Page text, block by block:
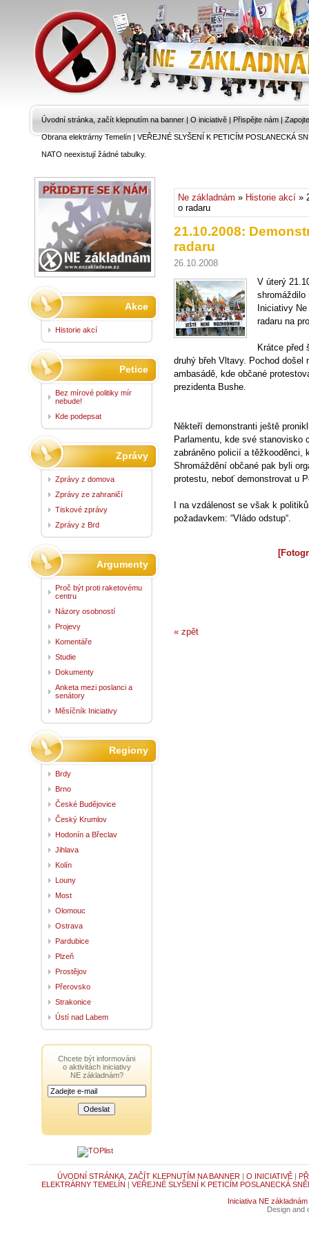
Úvodní stránka, začít klepnutím na banner | O iniciativě | Přispějte nám |
Obrana elektrárny Temelín|VEŘEJNÉ SLYŠENÍ K PETICÍM POSLANECKÁ
NATO neexistují žádné tabulky.
Ne základnám » Historie akcí »
o radaru
21.10.2008:
radaru
26.10.2008
V úterý
shromáždilo
Iniciativy
radaru na
Krátce před
druhý břeh Vltavy. Pochod
ambasádě, kde občané
prezidenta Bushe.
Někteří demonstranti ještě
Parlamentu, kde své stanovisko
zabráněno policií a těžkooděnci,
Shromáždění občané pak byli
protestu, neboť demonstrovat u
I na vzdálenost se však k
požadavkem: “Vládo odstup“.
« zpět
Akce
Historie akcí
Petice
Bez mírové politiky mír
nebude!
Kde podepsat
Zprávy
Zprávy z domova
Zprávy ze zahraničí
Tiskové zprávy
Zprávy z Brd
Argumenty
Proč být proti raketovému
centru
Názory osobností
Projevy
Komentáře
Studie
Dokumenty
Anketa mezi poslanci a
senátory
Měsíčník Iniciativy
Regiony
Brdy
Brno
České Budějovice
Český Krumlov
Hodonín a Břeclav
Jihlava
Kolín
Louny
Most
Olomouc
Ostrava
Pardubice
Plzeň
Prostějov
Přerovsko
Strakonice
Ústí nad Labem
Chcete být informováni
o aktivitách iniciativy
NE základnám?
ÚVODNÍ STRÁNKA, ZAČÍT KLEPNUTÍM NA BANNER | O INICIATIVĚ|
ELEKTRÁRNY TEMELÍN | VEŘEJNÉ SLYŠENÍ K PETICÍM POSLANECKÁ
Iniciativa NE základnám
Design and